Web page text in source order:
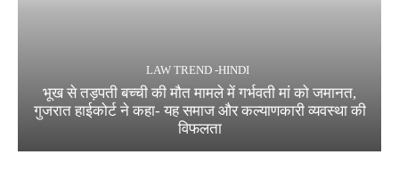
LAW TREND -HINDI
भूख से तड़पती बच्ची की मौत मामले में गर्भवती मां को जमानत,
गुजरात हाईकोर्ट ने कहा- यह समाज और कल्याणकारी व्यवस्था की
विफलता